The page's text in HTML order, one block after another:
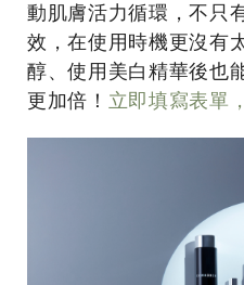
動肌膚活力循環，不只
效，在使用時機更沒有
醇、使用美白精華後也
更加倍！ 立即填寫表單